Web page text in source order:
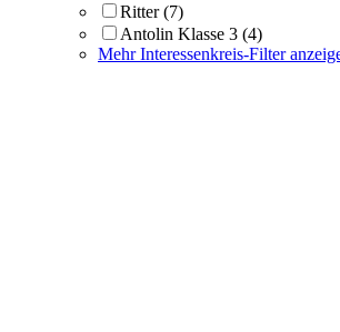
Ritter (7)
Antolin Klasse 3 (4)
Mehr Interessenkreis-Filter